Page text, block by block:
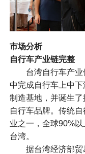
市场分析
自行车产业链完整
台湾自行车产业
中完成自行车上中
制造基地，并诞生
自行车品牌。传统
业之一，全球90%
台湾。
据台湾经济部贸